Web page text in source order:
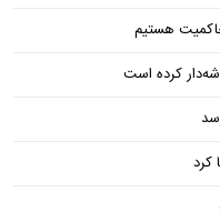
هستیم
کرده است
کرد